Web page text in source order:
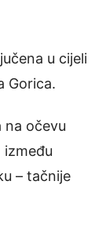
u cijeli
Gorica.
na očevu
između
– tačnije